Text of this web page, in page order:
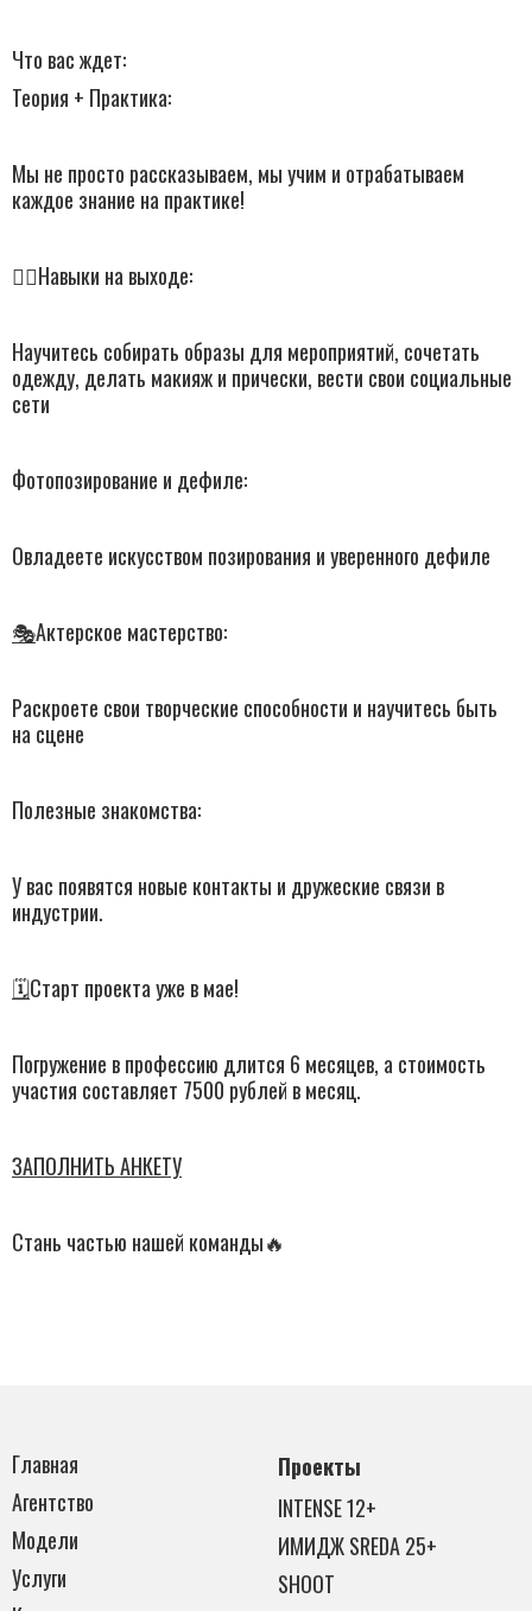
Что вас ждет:
Теория + Практика:
Мы не просто рассказываем, мы учим и отрабатываем
каждое знание на практике!
👉🏻Навыки на выходе:
Научитесь собирать образы для мероприятий, сочетать
одежду, делать макияж и прически, вести свои социальные
сети
Фотопозирование и дефиле:
Овладеете искусством позирования и уверенного дефиле
🎭Актерское мастерство:
Раскроете свои творческие способности и научитесь быть
на сцене
Полезные знакомства:
У вас появятся новые контакты и дружеские связи в
индустрии.
🗓️Старт проекта уже в мае!
Погружение в профессию длится 6 месяцев, а стоимость
участия составляет 7500 рублей в месяц.
ЗАПОЛНИТЬ АНКЕТУ
Стань частью нашей команды🔥
Главная
Агентство
Модели
Услуги
Проекты
INTENSE 12+
ИМИДЖ SREDA 25+
SHOOT